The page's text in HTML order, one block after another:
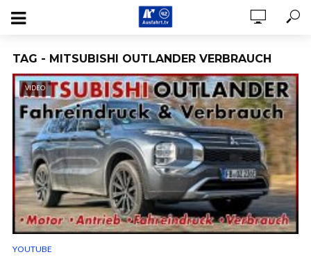
TAG - MITSUBISHI OUTLANDER VERBRAUCH
VIDEO
YOUTUBE